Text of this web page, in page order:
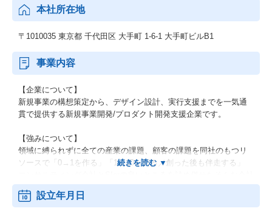
本社所在地
〒1010035 東京都 千代田区 大手町 1-6-1 大手町ビルB1
事業内容
【企業について】
新規事業の構想策定から、デザイン設計、実行支援までを一気通
貫で提供する新規事業開発/プロダクト開発支援企業です。
【強みについて】
領域に縛られずに全ての産業の課題、顧客の課題を同社のもつリ
ソースで「0→1を作る」「1→10を創る／創った後も伴走する」
です。
設立年月日